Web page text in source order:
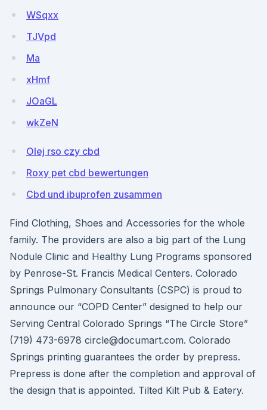
WSqxx
TJVpd
Ma
xHmf
JOaGL
wkZeN
Olej rso czy cbd
Roxy pet cbd bewertungen
Cbd und ibuprofen zusammen
Find Clothing, Shoes and Accessories for the whole
family. The providers are also a big part of the Lung
Nodule Clinic and Healthy Lung Programs sponsored
by Penrose-St. Francis Medical Centers. Colorado
Springs Pulmonary Consultants (CSPC) is proud to
announce our “COPD Center” designed to help our
Serving Central Colorado Springs “The Circle Store”
(719) 473-6978 circle@documart.com. Colorado
Springs printing guarantees the order by prepress.
Prepress is done after the completion and approval of
the design that is appointed. Tilted Kilt Pub & Eatery.